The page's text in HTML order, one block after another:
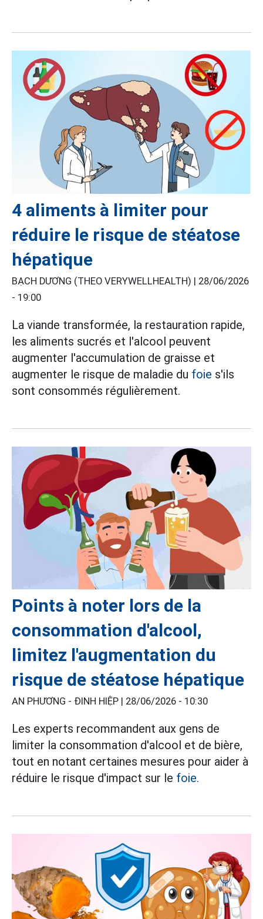
4 aliments à limiter pour
réduire le risque de stéatose
hépatique
BẠCH DƯƠNG (THEO VERYWELLHEALTH) | 28/06/2026
- 19:00
La viande transformée, la restauration rapide,
les aliments sucrés et l'alcool peuvent
augmenter l'accumulation de graisse et
augmenter le risque de maladie du foie s'ils
sont consommés régulièrement.
Points à noter lors de la
consommation d'alcool,
limitez l'augmentation du
risque de stéatose hépatique
AN PHƯƠNG - ĐINH HIỆP | 28/06/2026 - 10:30
Les experts recommandent aux gens de
limiter la consommation d'alcool et de bière,
tout en notant certaines mesures pour aider à
réduire le risque d'impact sur le foie.